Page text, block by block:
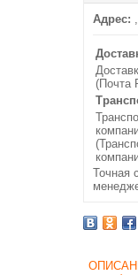
Адрес: ,
(Почта
Точная